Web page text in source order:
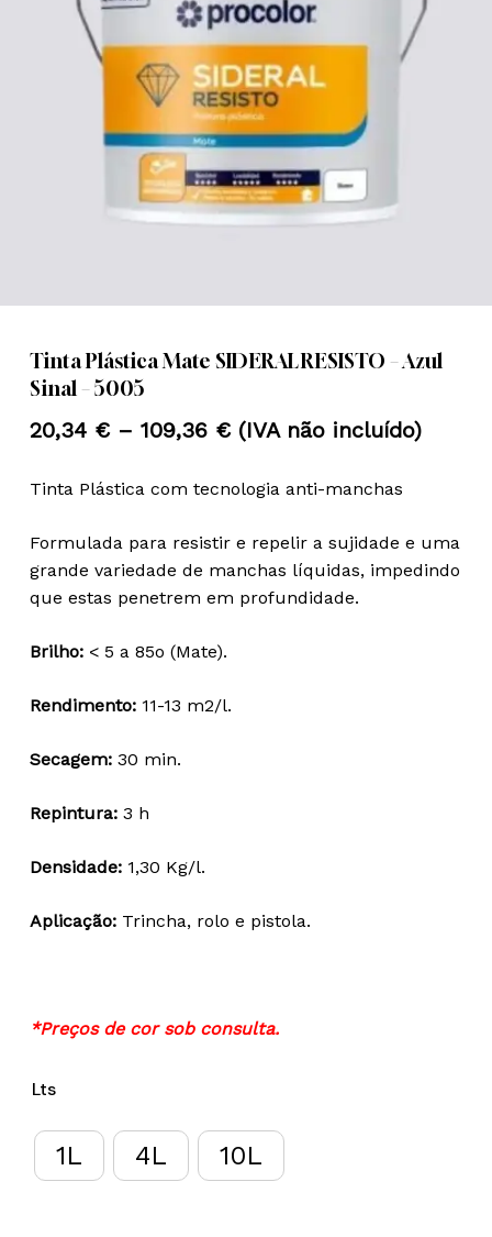
Tinta Plástica Mate SIDERAL RESISTO – Azul
Sinal – 5005
20,34 € – 109,36 €Price
20,34 €
109,36 €
(IVA não incluído)
Tinta Plástica com tecnologia anti-manchas
Formulada para resistir e repelir a sujidade e uma
grande variedade de manchas líquidas, impedindo
que estas penetrem em profundidade.
Brilho:< 5 a 85o (Mate).
Rendimento:11-13 m2/l.
Secagem:30 min.
Repintura:3 h
Densidade:1,30 Kg/l.
Aplicação:Trincha, rolo e pistola.
*Preços de cor sob consulta.
Lts
1L 4L 10L
Nome*
Email*